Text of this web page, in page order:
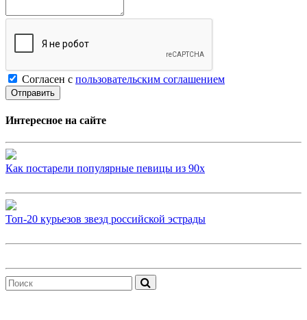
Согласен с пользовательским соглашением
Интересное на сайте
Как постарели популярные певицы из 90х
Топ-20 курьезов звезд российской эстрады